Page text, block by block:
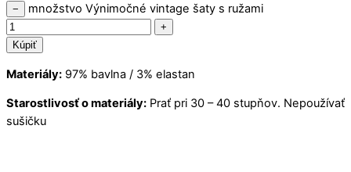
− množstvo Výnimočné vintage šaty s ružami
+
Kúpiť
Materiály: 97% bavlna / 3% elastan
Starostlivosť o materiály: Prať pri 30 – 40 stupňov. Nepoužívať
sušičku